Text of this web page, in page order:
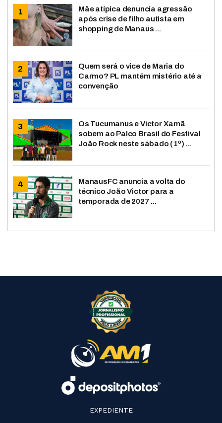
Mãe atípica denuncia agressão
após crise de filho autista em
shopping de Manaus ...
Quem será o vice de Maria do
Carmo? PL mantém mistério até a
convenção
Os Tucumanus e Victor Xamã
sobem ao Palco Brasil do Festival
João Rock neste sábado (1º) ...
ManausFC anuncia a volta do
técnico João Victor para a
temporada de 2027 ...
EXPEDIENTE